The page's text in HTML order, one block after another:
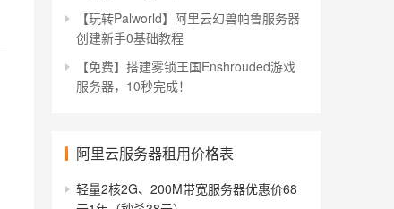
【玩转Palworld】阿里云幻兽帕鲁服务器
创建新手0基础教程
【免费】搭建雾锁王国Enshrouded游戏
服务器，10秒完成！
阿里云服务器租用价格表
轻量2核2G、200M带宽服务器优惠价68